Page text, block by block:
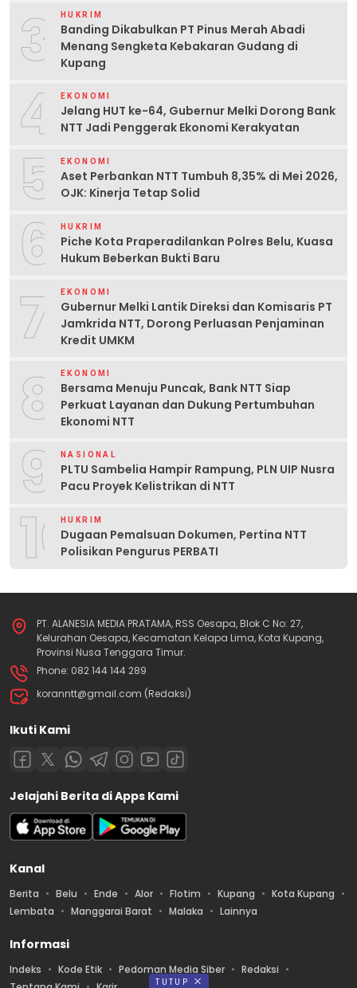
3 HUKRIM
Banding Dikabulkan PT Pinus Merah Abadi
Menang Sengketa Kebakaran Gudang di
Kupang
4 EKONOMI
Jelang HUT ke-64, Gubernur Melki Dorong Bank
NTT Jadi Penggerak Ekonomi Kerakyatan
5 EKONOMI
Aset Perbankan NTT Tumbuh 8,35% di Mei 2026,
OJK: Kinerja Tetap Solid
6 HUKRIM
Piche Kota Praperadilankan Polres Belu, Kuasa
Hukum Beberkan Bukti Baru
7 EKONOMI
Gubernur Melki Lantik Direksi dan Komisaris PT
Jamkrida NTT, Dorong Perluasan Penjaminan
Kredit UMKM
8 EKONOMI
Bersama Menuju Puncak, Bank NTT Siap
Perkuat Layanan dan Dukung Pertumbuhan
Ekonomi NTT
9 NASIONAL
PLTU Sambelia Hampir Rampung, PLN UIP Nusra
Pacu Proyek Kelistrikan di NTT
10HUKRIM
Dugaan Pemalsuan Dokumen, Pertina NTT
Polisikan Pengurus PERBATI
PT. ALANESIA MEDIA PRATAMA, RSS Oesapa, Blok C No: 27,
Kelurahan Oesapa, Kecamatan Kelapa Lima, Kota Kupang,
Provinsi Nusa Tenggara Timur.
Phone: 082 144 144 289
koranntt@gmail.com (Redaksi)
Ikuti Kami
Jelajahi Berita di Apps Kami
Kanal
Berita Belu Ende Alor Flotim Kupang
Kota Kupang
Lembata
Manggarai Barat Malaka Lainnya
Informasi
Indeks Kode Etik Pedoman Media Siber
Redaksi
TUTUP